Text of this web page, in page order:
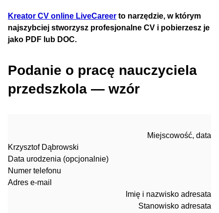
Kreator CV online LiveCareer to narzędzie, w którym
najszybciej stworzysz profesjonalne CV i pobierzesz je
jako PDF lub DOC.
Podanie o pracę nauczyciela
przedszkola — wzór
Miejscowość, data
Krzysztof Dąbrowski
Data urodzenia (opcjonalnie)
Numer telefonu
Adres e-mail
Imię i nazwisko adresata
Stanowisko adresata